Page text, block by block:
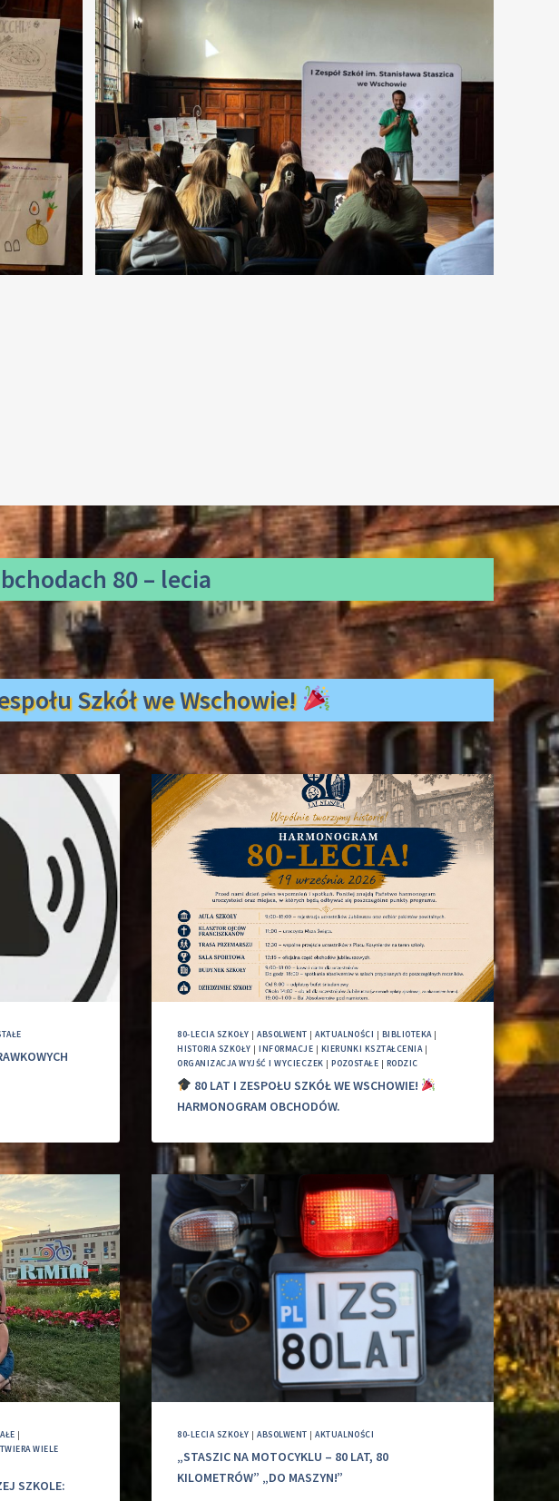
80 – lecia
Szkół we Wschowie!
80-LECIA SZKOŁY |ABSOLWENT |AKTUALNOŚCI | BIBLIOTEKA|
HISTORIA SZKOŁY |INFORMACJE | KIERUNKI KSZTAŁCENIA|
ORGANIZACJA WYJŚĆ I WYCIECZEK |POZOSTAŁE | RODZIC
80 LAT I ZESPOŁU SZKÓŁ WE WSCHOWIE!
HARMONOGRAM OBCHODÓW.
|
WIELE
SZKOLE:
80-LECIA SZKOŁY |ABSOLWENT |AKTUALNOŚCI
„STASZIC NA MOTOCYKLU – 80 LAT, 80
KILOMETRÓW” „DO MASZYN!”